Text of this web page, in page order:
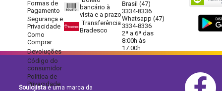
Formas de
Pagamento
Segurança e
Privacidade
Como
Comprar
Devoluções
Código do
consumidor
Política de
Privacidade
bancário à
vista e a prazo
Transferência
Bradesco
Brasil (47)
3334-8336
Whatsapp (47)
3334-8336
2ª a 6ª das
8:00h às
17:00h
Soulojistaé uma marca da